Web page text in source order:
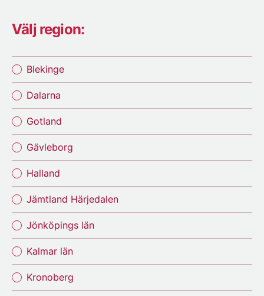
Välj region:
Blekinge
Dalarna
Gotland
Gävleborg
Halland
Jämtland Härjedalen
Jönköpings län
Kalmar län
Kronoberg